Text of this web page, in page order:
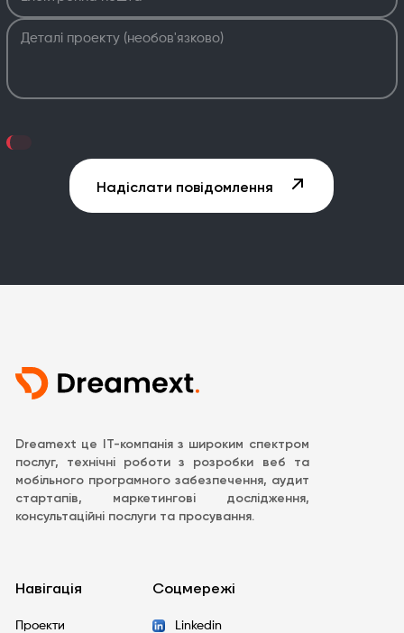
Надіслати повідомлення
Dreamext це IT-компанія з широким спектром
послуг, технічні роботи з розробки веб та
мобільного програмного забезпечення, аудит
стартапів, маркетингові дослідження,
консультаційні послуги та просування.
Навігація
Проекти
Соцмережі
Linkedin